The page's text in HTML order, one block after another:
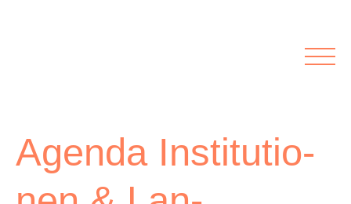
Vermischtes
Agenda I&L
Agen­da Insti­tu­tio­